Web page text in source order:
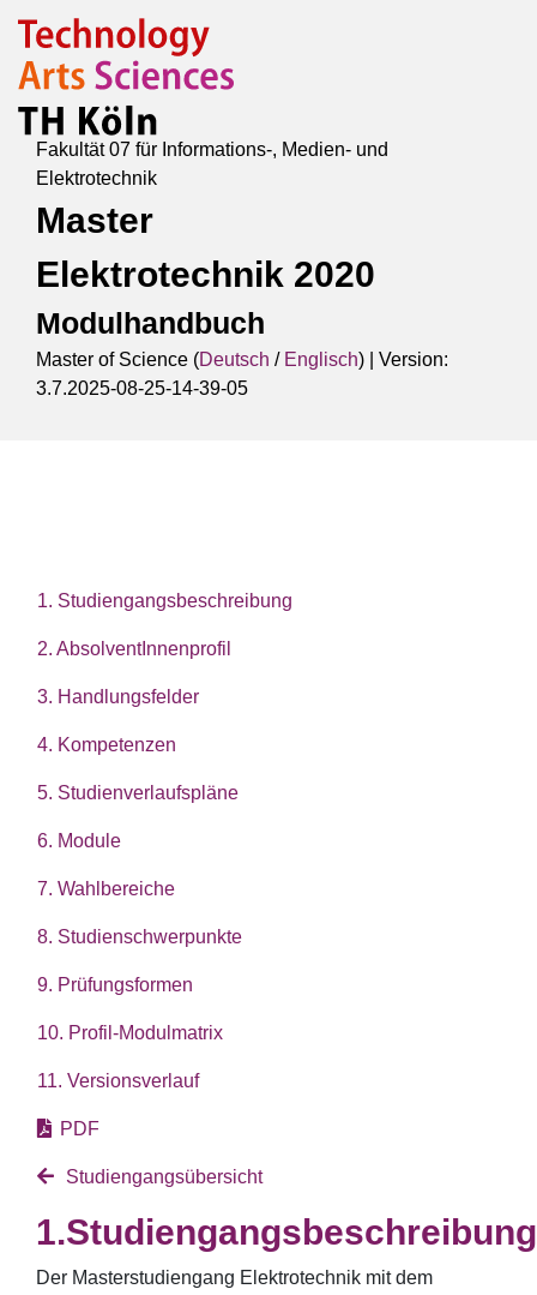
Fakultät 07 für Informations-, Medien- und
Elektrotechnik
Master
Elektrotechnik 2020
Modulhandbuch
Master of Science (Deutsch / Englisch) | Version:
3.7.2025-08-25-14-39-05
1. Studiengangsbeschreibung
2. AbsolventInnenprofil
3. Handlungsfelder
4. Kompetenzen
5. Studienverlaufspläne
6. Module
7. Wahlbereiche
8. Studienschwerpunkte
9. Prüfungsformen
10. Profil-Modulmatrix
11. Versionsverlauf
PDF
Studiengangsübersicht
Studiengangsbeschreibung
Der Masterstudiengang Elektrotechnik mit dem